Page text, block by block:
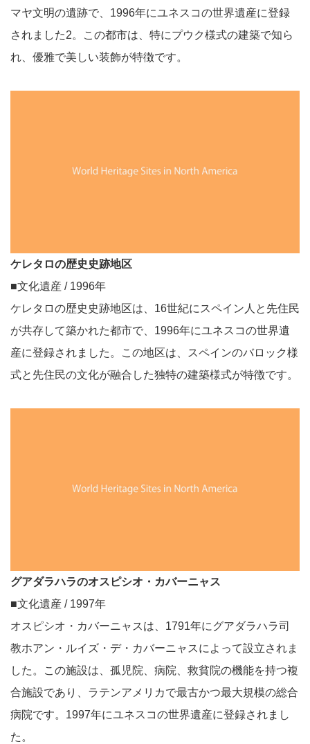
マヤ文明の遺跡で、1996年にユネスコの世界遺産に登録
されました2。この都市は、特にプウク様式の建築で知ら
れ、優雅で美しい装飾が特徴です。
ケレタロの歴史史跡地区
■文化遺産 / 1996年
ケレタロの歴史史跡地区は、16世紀にスペイン人と先住民
が共存して築かれた都市で、1996年にユネスコの世界遺
産に登録されました。この地区は、スペインのバロック様
式と先住民の文化が融合した独特の建築様式が特徴です。
グアダラハラのオスピシオ・カバーニャス
■文化遺産 / 1997年
オスピシオ・カバーニャスは、1791年にグアダラハラ司
教ホアン・ルイズ・デ・カバーニャスによって設立されま
した。この施設は、孤児院、病院、救貧院の機能を持つ複
合施設であり、ラテンアメリカで最古かつ最大規模の総合
病院です。1997年にユネスコの世界遺産に登録されまし
た。